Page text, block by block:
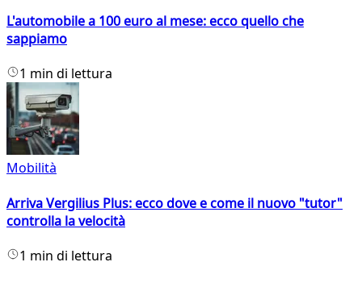
L'automobile a 100 euro al mese: ecco quello che
sappiamo
1 min di lettura
Mobilità
Arriva Vergilius Plus: ecco dove e come il nuovo "tutor"
controlla la velocità
1 min di lettura